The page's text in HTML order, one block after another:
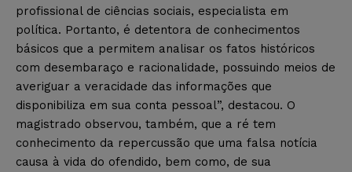
profissional de ciências sociais, especialista em
política. Portanto, é detentora de conhecimentos
básicos que a permitem analisar os fatos históricos
com desembaraço e racionalidade, possuindo meios de
averiguar a veracidade das informações que
disponibiliza em sua conta pessoal”, destacou. O
magistrado observou, também, que a ré tem
conhecimento da repercussão que uma falsa notícia
causa à vida do ofendido, bem como, de sua